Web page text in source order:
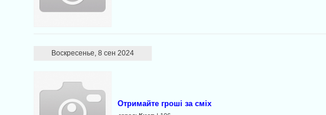
Воскресенье, 8 сен 2024
Oтримайте гроші за сміх